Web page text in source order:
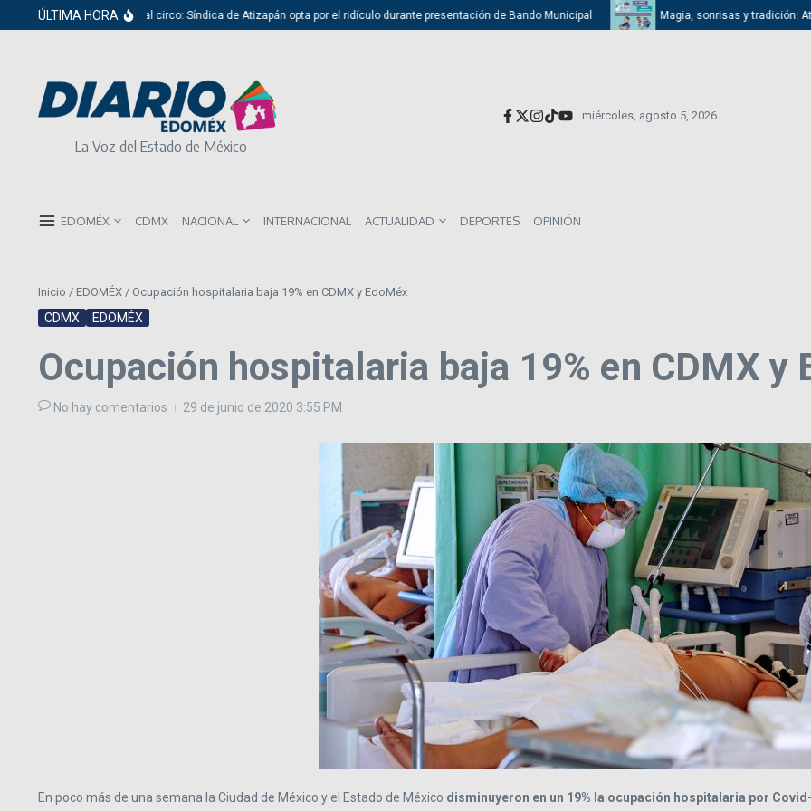
Saltar al contenido
ÚLTIMA HORA
Del cabildo al circo: Síndica de Atizapán opta por el ridículo durante presentación de Bando Municipal Magia, sonrisas y tradición:
La Voz del Estado de México
miércoles, agosto 5, 2026
EDOMÉX CDMX NACIONAL INTERNACIONAL ACTUALIDAD DEPORTES OPINIÓN
Inicio / EDOMÉX / Ocupación hospitalaria baja 19% en CDMX y EdoMéx
CDMX EDOMÉX
Ocupación hospitalaria baja 19% en CDMX y
No hay comentarios 29 de junio de 2020 3:55 PM
En poco más de una semana la Ciudad de México y el Estado de México disminuyeron en un 19% la ocupación hospitalaria por